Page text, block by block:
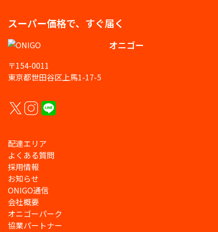
スーパー価格で、すぐ届く
オニゴー
〒154-0011
東京都世田谷区上馬1-17-5
配達エリア
よくある質問
採用情報
お知らせ
ONIGO通信
会社概要
オニゴーパーク
協業パートナー